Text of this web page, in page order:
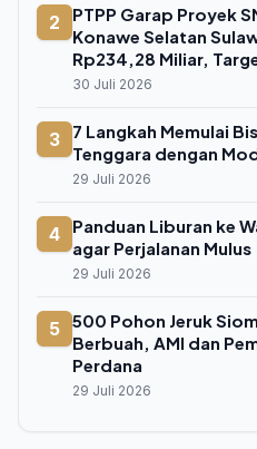
2
PTPP Garap Proyek
Konawe Selatan
Rp234,28 Miliar,
Juli 2026
30 Juli 2026
3
7 Langkah Memulai
Tenggara dengan
29 Juli 2026
4
Panduan Liburan ke
agar Perjalanan Mulus
29 Juli 2026
5 500 Pohon Jeruk
Berbuah, AMI dan
Perdana
29 Juli 2026